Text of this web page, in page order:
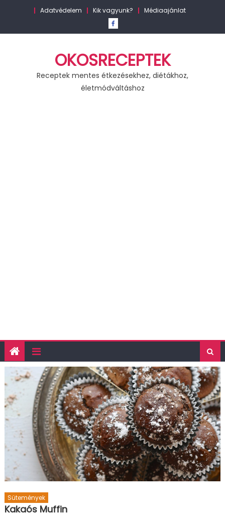
Adatvédelem Kik vagyunk? Médiaajánlat
OKOSRECEPTEK
Receptek mentes étkezésekhez, diétákhoz,
életmódváltáshoz
Sütemények
Kakaós Muffin